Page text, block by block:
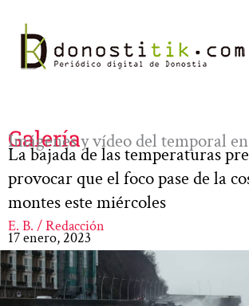
contenido
Galería
Imágenes y vídeo del temporal
La bajada de las temperaturas
provocar que el foco pase de la
montes este miércoles
E. B. / Redacción
17 enero, 2023